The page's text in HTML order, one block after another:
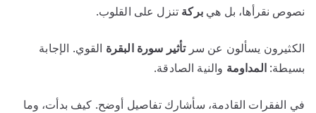
نصوص نقرأها، بل هيبركة تنزل على القلوب.
الكثيرون يسألون عن سرتأثير سورة البقرة القوي. الإجابة
بسيطة:المداومة والنية الصادقة.
في الفقرات القادمة، سأشارك تفاصيل أوضح. كيف بدأت، وما